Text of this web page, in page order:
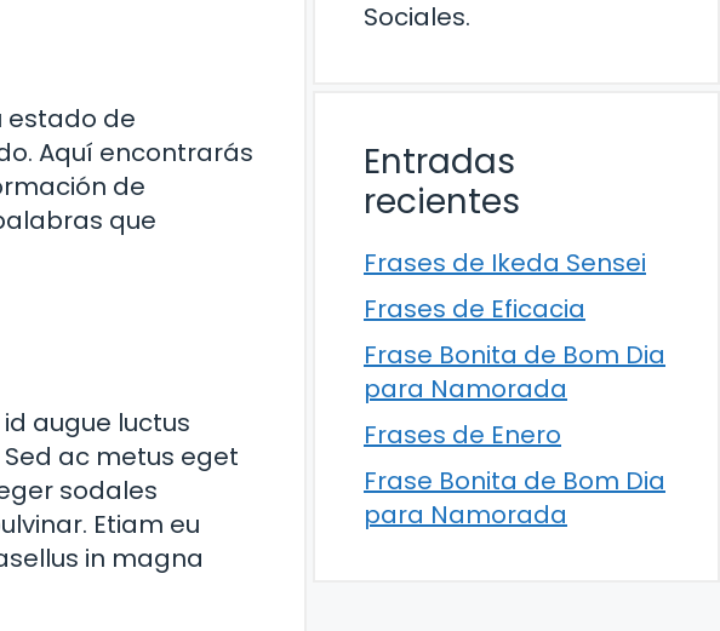
estado de
Aquí encontrarás
de
que
augue luctus
ac metus eget
sodales
Etiam eu
in magna
Sociales.
Entradas
recientes
Frases de Ikeda Sensei
Frases de Eficacia
Frase Bonita de Bom Dia
para Namorada
Frases de Enero
Frase Bonita de Bom Dia
para Namorada